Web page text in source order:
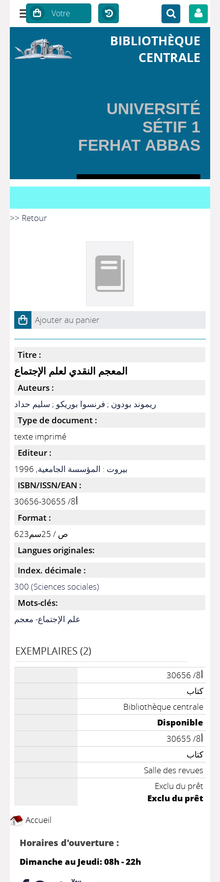
BIBLIOTHÈQUE
CENTRALE
UNIVERSITÉ
SÉTIF 1
FERHAT ABBAS
>> Retour
Ajouter au panier
Titre :
المعجم النقدي لعلم الإجتماع
Auteurs :
ريموند بودون ; فرنسوا بوريكو ; سليم حداد
Type de document :
texte imprimé
Editeur :
بيروت : المؤسسة الجامعية, 1996
ISBN/ISSN/EAN :
أ8/ 30655-30656
Format :
623ص / 25سم
Langues originales:
Index. décimale :
300 (Sciences sociales)
Mots-clés:
علم الإجتماع- معجم
EXEMPLAIRES (2)
أ8/ 30656
كتاب
Bibliothèque centrale
Disponible
أ8/ 30655
كتاب
Salle des revues
Exclu du prêt
Exclu du prêt
Accueil
Horaires d'ouverture :
Dimanche au Jeudi: 08h - 22h